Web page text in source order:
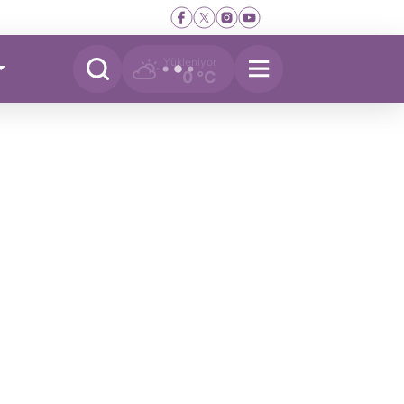
Yükleniyor
0 °C